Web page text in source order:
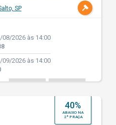
SP
2026 às 14:00
2026 às 14:00
40%
ABAIXO NA
2ª PRAÇA